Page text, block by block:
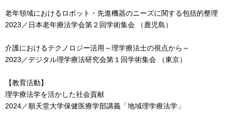
老年領域におけるロボット・先進機器のニーズに関する包括的整理
2023／日本老年療法学会第２回学術集会 （鹿児島）
介護におけるテクノロジー活用～理学療法士の視点から～
2023／デジタル理学療法研究会第１回学術集会 （東京）
【教育活動】
理学療法学を活かした社会貢献
2024／順天堂大学保健医療学部講義「地域理学療法学」